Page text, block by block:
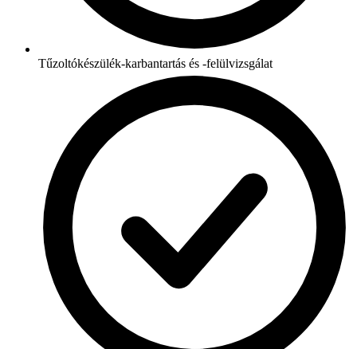
Tűzoltókészülék-karbantartás és -felülvizsgálat